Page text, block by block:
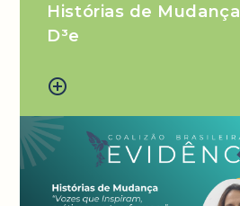
Histórias de
D³e
add_circle_outline